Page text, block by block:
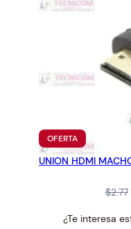
OFERTAPRODUCTO
EN
OFERTA
UNION HDMI
$2.77
¿Te interesa